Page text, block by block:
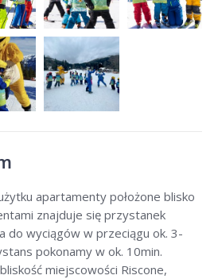
apartamenty położone blisko
znajduje się przystanek
do wyciągów w przeciągu ok. 3-
pokonamy w ok. 10min.
miejscowości Riscone,